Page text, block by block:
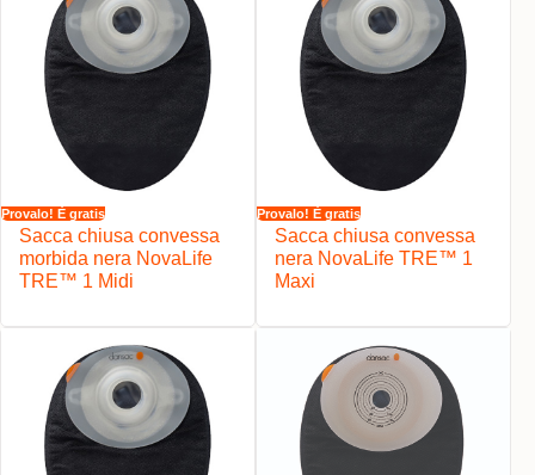
Provalo! È gratis
Sacca chiusa convessa
morbida nera NovaLife
TRE™ 1 Midi
Provalo! È gratis
Sacca chiusa convessa
nera NovaLife TRE™ 1
Maxi